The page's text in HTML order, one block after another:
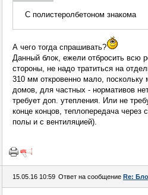
С полистеролбетоном знакома
А чего тогда спрашивать?
Данный блок, ежели отбросить всю
стороны, не надо тратиться на
310 мм откровенно мало,
домов, для частных - нормативов
требует доп. утепления. Или не
конце концов, теплопередача
полы и с вентиляцией).
15.05.16 10:59 Ответ на сообщение Re: